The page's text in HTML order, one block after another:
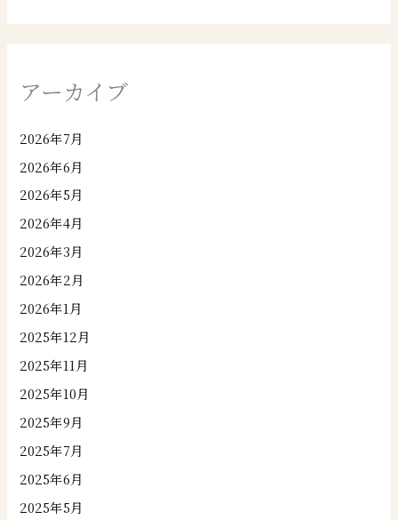
アーカイブ
2026年7月
2026年6月
2026年5月
2026年4月
2026年3月
2026年2月
2026年1月
2025年12月
2025年11月
2025年10月
2025年9月
2025年7月
2025年6月
2025年5月